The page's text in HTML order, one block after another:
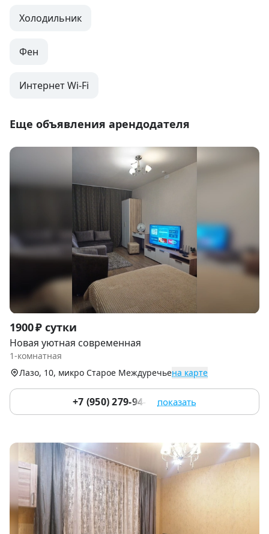
Холодильник
Фен
Интернет Wi-Fi
Еще объявления арендодателя
Item
1
of
9
1900 ₽ сутки
Новая уютная современная
1-комнатная
Лазо, 10, микро Старое Междуречьена карте
+7 (950) 279-94-99 показать